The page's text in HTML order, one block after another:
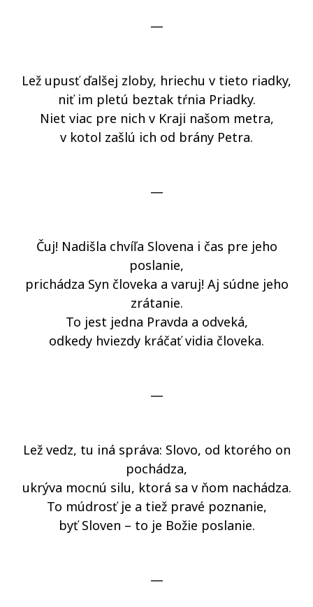
—
Lež upusť ďalšej zloby, hriechu v tieto riadky,
niť im pletú beztak tŕnia Priadky.
Niet viac pre nich v Kraji našom metra,
v kotol zašlú ich od brány Petra.
—
Čuj! Nadišla chvíľa Slovena i čas pre jeho
poslanie,
prichádza Syn človeka a varuj! Aj súdne jeho
zrátanie.
To jest jedna Pravda a odveká,
odkedy hviezdy kráčať vidia človeka.
—
Lež vedz, tu iná správa: Slovo, od ktorého on
pochádza,
ukrýva mocnú silu, ktorá sa v ňom nachádza.
To múdrosť je a tiež pravé poznanie,
byť Sloven – to je Božie poslanie.
—